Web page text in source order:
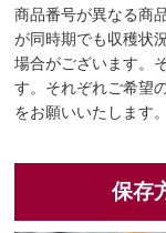
商品番号が異なる商
が同時期でも収穫状
場合がございます。
す。それぞれご希望
をお願いいたします。
保存